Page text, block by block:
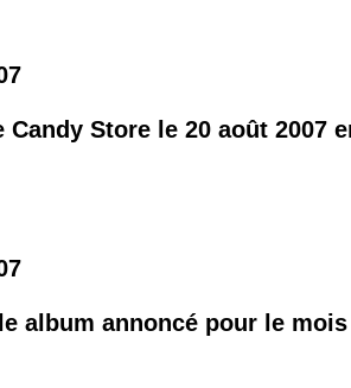
Candy Store le 20 août 2007
album annoncé pour le